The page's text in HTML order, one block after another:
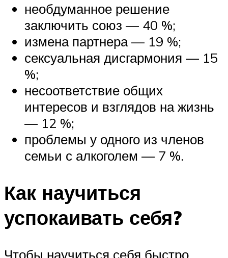
необдуманное решение
заключить союз — 40 %;
измена партнера — 19 %;
сексуальная дисгармония — 15
%;
несоответствие общих
интересов и взглядов на жизнь
— 12 %;
проблемы у одного из членов
семьи с алкоголем — 7 %.
Как научиться
успокаивать себя?
Чтобы научиться себя быстро